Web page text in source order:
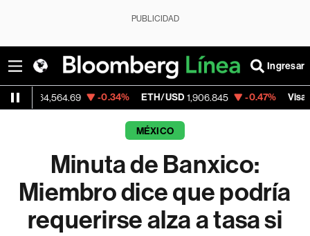
PUBLICIDAD
Ingresar
-0.34% ETH/USD 1,906.845 -0.47% Visa 368.54
MÉXICO
Minuta de Banxico:
Miembro dice que podría
requerirse alza a tasa si